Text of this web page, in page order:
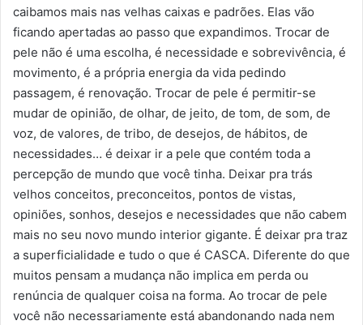
caibamos mais nas velhas caixas e padrões. Elas vão
ficando apertadas ao passo que expandimos. Trocar de
pele não é uma escolha, é necessidade e sobrevivência, é
movimento, é a própria energia da vida pedindo
passagem, é renovação. Trocar de pele é permitir-se
mudar de opinião, de olhar, de jeito, de tom, de som, de
voz, de valores, de tribo, de desejos, de hábitos, de
necessidades… é deixar ir a pele que contém toda a
percepção de mundo que você tinha. Deixar pra trás
velhos conceitos, preconceitos, pontos de vistas,
opiniões, sonhos, desejos e necessidades que não cabem
mais no seu novo mundo interior gigante. É deixar pra traz
a superficialidade e tudo o que é CASCA. Diferente do que
muitos pensam a mudança não implica em perda ou
renúncia de qualquer coisa na forma. Ao trocar de pele
você não necessariamente está abandonando nada nem